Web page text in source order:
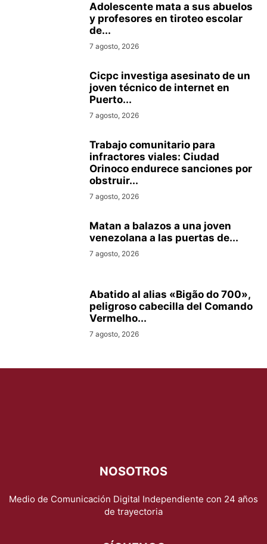
Adolescente mata a sus abuelos
y profesores en tiroteo escolar
de...
7 agosto, 2026
Cicpc investiga asesinato de un
joven técnico de internet en
Puerto...
7 agosto, 2026
Trabajo comunitario para
infractores viales: Ciudad
Orinoco endurece sanciones por
obstruir...
7 agosto, 2026
Matan a balazos a una joven
venezolana a las puertas de...
7 agosto, 2026
Abatido al alias «Bigão do 700»,
peligroso cabecilla del Comando
Vermelho...
7 agosto, 2026
NOSOTROS
Medio de Comunicación Digital Independiente con 24 años
de trayectoria